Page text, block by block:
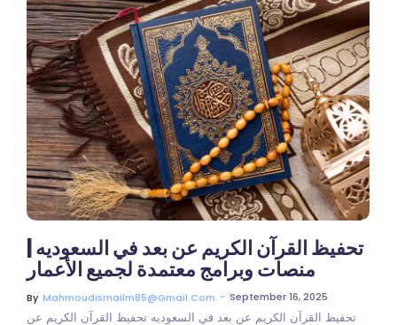
تحفيظ القرآن الكريم عن بعد في السعوديه |
منصات وبرامج معتمدة لجميع الأعمار
By Mahmoudismailm85@gmail.com ~ September 16, 2025
تحفيظ القرآن الكريم عن بعد في السعوديه تحفيظ القرآن الكريم عن